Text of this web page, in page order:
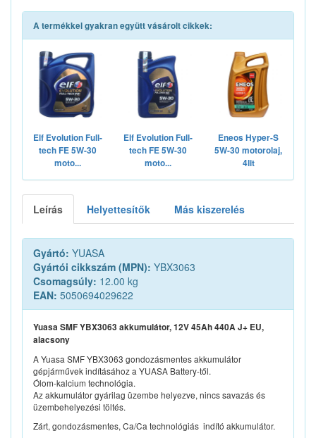
A termékkel gyakran együtt vásárolt cikkek:
Elf Evolution Full-
tech FE 5W-30
moto...
Elf Evolution Full-
tech FE 5W-30
moto...
Eneos Hyper-S
5W-30 motorolaj,
4lit
Leírás Helyettesítők Más kiszerelés
Gyártó: YUASA
Gyártói cikkszám (MPN): YBX3063
Csomagsúly: 12.00 kg
EAN: 5050694029622
Yuasa SMF YBX3063 akkumulátor, 12V 45Ah 440A J+ EU,
alacsony
A Yuasa SMF YBX3063 gondozásmentes akkumulátor
gépjárművek indításához a YUASA Battery-től.
Ólom-kalcium technológia.
Az akkumulátor gyárilag üzembe helyezve, nincs savazás és
üzembehelyezési töltés.
Zárt, gondozásmentes, Ca/Ca technológiás indító akkumulátor.